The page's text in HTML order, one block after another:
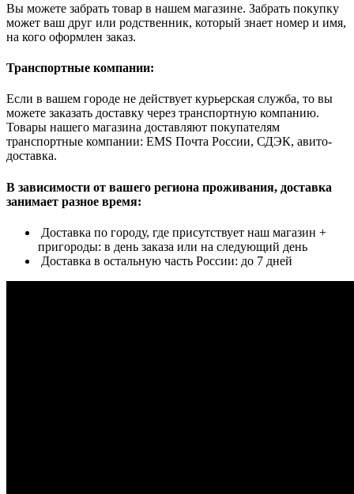
Вы можете забрать товар в нашем магазине. Забрать покупку
может ваш друг или родственник, который знает номер и имя,
на кого оформлен заказ.
Транспортные компании:
Если в вашем городе не действует курьерская служба, то вы
можете заказать доставку через транспортную компанию.
Товары нашего магазина доставляют покупателям
транспортные компании: EMS Почта России, СДЭК, авито-
доставка.
В зависимости от вашего региона проживания, доставка
занимает разное время:
Доставка по городу, где присутствует наш магазин +
пригороды: в день заказа или на следующий день
Доставка в остальную часть России: до 7 дней